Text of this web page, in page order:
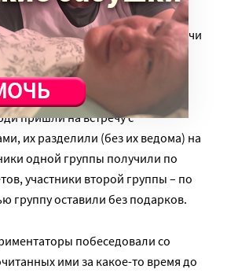
исследования были пожилые
недель до очной встречи
с нейтральной
пришли на встречу с
их разделили (без их ведома) на
одной группы получили по
участники второй группы – по
группу оставили без подарков.
побеседовали со
ими за какое-то время до